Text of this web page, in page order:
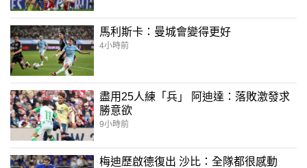
馬利斯卡：曼城會變得更好
4小時前
盡用25人練「兵」 阿迪達：落敗激發求
勝意欲
9小時前
梅迪歷啟德復出 沙比：全隊都很感動